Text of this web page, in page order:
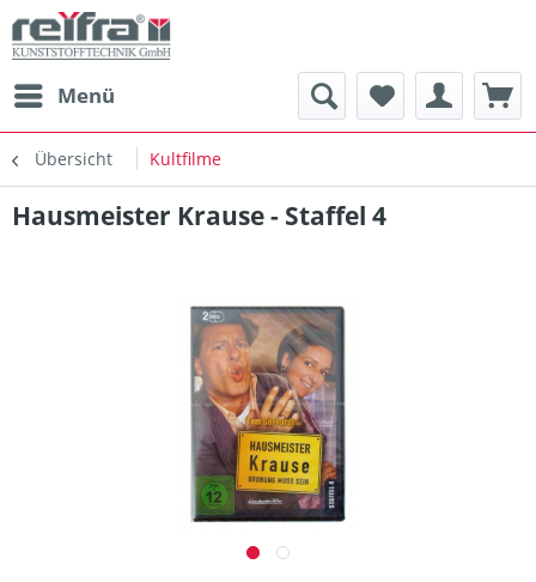
Menü
Übersicht Kultfilme
Hausmeister Krause - Staffel 4